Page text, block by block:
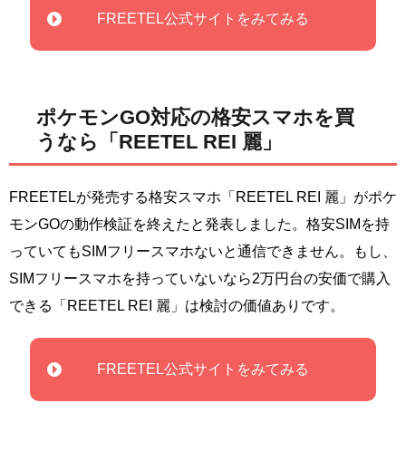
FREETEL公式サイトをみてみる
ポケモンGO対応の格安スマホを買
うなら「REETEL REI 麗」
FREETELが発売する格安スマホ「REETEL REI 麗」がポケ
モンGOの動作検証を終えたと発表しました。格安SIMを持
っていてもSIMフリースマホないと通信できません。もし、
SIMフリースマホを持っていないなら2万円台の安価で購入
できる「REETEL REI 麗」は検討の価値ありです。
FREETEL公式サイトをみてみる